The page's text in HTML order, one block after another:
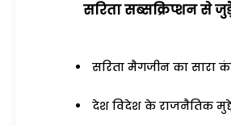
सरिता सब्सक्रिप्शन से
सरिता मैगजीन का सारा
देश विदेश के राजनैतिक